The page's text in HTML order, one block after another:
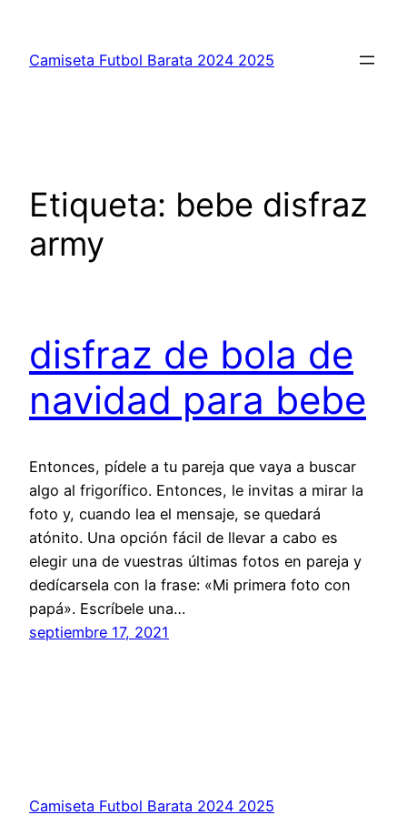
contenido
Camiseta Futbol Barata 2024 2025
Etiqueta: bebe disfraz
army
disfraz de bola de
navidad para bebe
Entonces, pídele a tu pareja que vaya a buscar
algo al frigorífico. Entonces, le invitas a mirar la
foto y, cuando lea el mensaje, se quedará
atónito. Una opción fácil de llevar a cabo es
elegir una de vuestras últimas fotos en pareja y
dedícarsela con la frase: «Mi primera foto con
papá». Escríbele una…
septiembre 17, 2021
Camiseta Futbol Barata 2024 2025